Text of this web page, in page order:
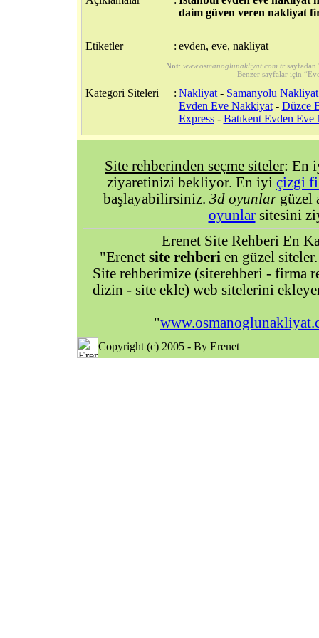
daim güven veren nakliyat
Etiketler : evden, eve, nakliyat
Not: www.osmanoglunakliyat.com.trsayfadan
Benzer sayfalar için “
Kategori Siteleri : Nakliyat- Samanyolu Nakliyat
Evden Eve Nakkiyat- Düzce
Express- Batıkent Evden Eve
Site rehberinden seçme siteler: En
ziyaretinizi bekliyor. En iyi çizgi
başlayabilirsiniz. 3d oyunlargüzel
oyunlarsitesini
Erenet Site Rehberi En
"Erenet site rehberi en güzel
Site rehberimize (siterehberi - firma
dizin - site ekle) web sitelerini
"
Copyright (c) 2005 - By Erenet